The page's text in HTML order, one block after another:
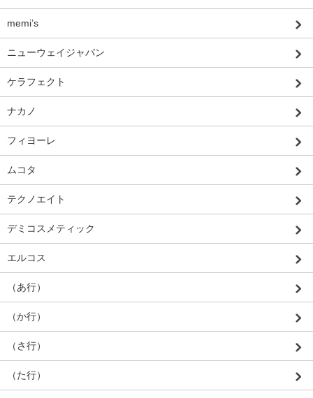
memi’s
ニューウェイジャパン
ケラフェクト
ナカノ
フィヨーレ
ムコタ
テクノエイト
デミコスメティック
エルコス
（あ行）
（か行）
（さ行）
（た行）